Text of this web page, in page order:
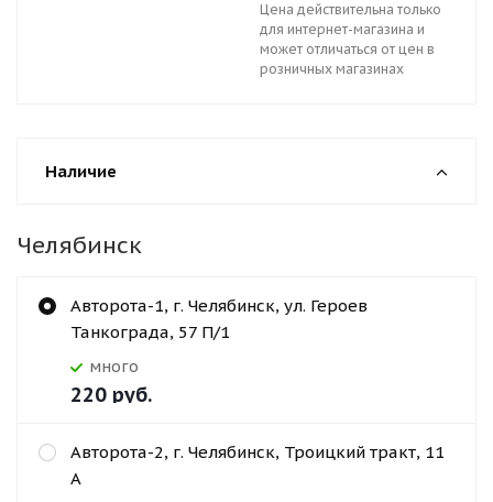
Цена действительна только
для интернет-магазина и
может отличаться от цен в
розничных магазинах
Наличие
Челябинск
Авторота-1, г. Челябинск, ул. Героев
Танкограда, 57 П/1
Много
220 руб.
Авторота-2, г. Челябинск, Троицкий тракт, 11
А